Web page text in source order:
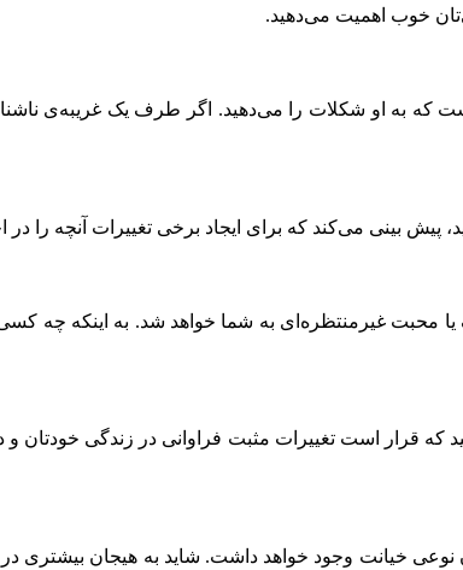
خوب اهمیت می‌دهید.
به او شکلات را می‌دهید. اگر طرف یک غریبه‌ی
بینی می‌کند که برای ایجاد برخی تغییرات آنچه را در
محبت غیرمنتظره‌ای به شما خواهد شد. به اینکه چه
قرار است تغییرات مثبت فراوانی در زندگی خودتان و
خیانت وجود خواهد داشت. شاید به هیجان بیشتری